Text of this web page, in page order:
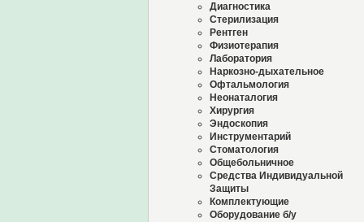
Диагностика
Стерилизация
Рентген
Физиотерапия
Лаборатория
Наркозно-дыхательное
Офтальмология
Неонаталогия
Хирургия
Эндоскопия
Инструментарий
Стоматология
Общебольничное
Средства Индивидуальной
Защиты
Комплектующие
Оборудование б/у